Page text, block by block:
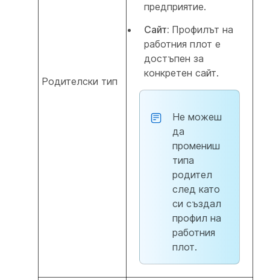
Родителски тип
предприятие.
Сайт: Профилът на
работния плот е
достъпен за
конкретен сайт.
Не можеш
да
промениш
типа
родител
след като
си създал
профил на
работния
плот.